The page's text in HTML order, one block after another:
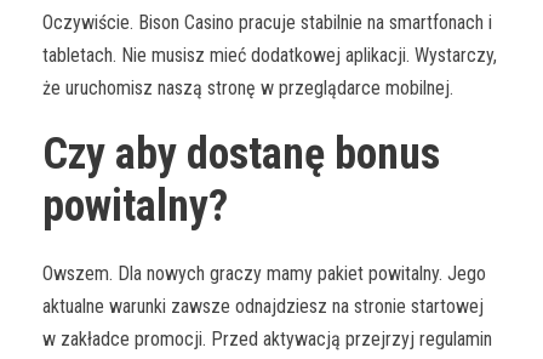
Oczywiście. Bison Casino pracuje stabilnie na smartfonach i
tabletach. Nie musisz mieć dodatkowej aplikacji. Wystarczy,
że uruchomisz naszą stronę w przeglądarce mobilnej.
Czy aby dostanę bonus
powitalny?
Owszem. Dla nowych graczy mamy pakiet powitalny. Jego
aktualne warunki zawsze odnajdziesz na stronie startowej
w zakładce promocji. Przed aktywacją przejrzyj regulamin